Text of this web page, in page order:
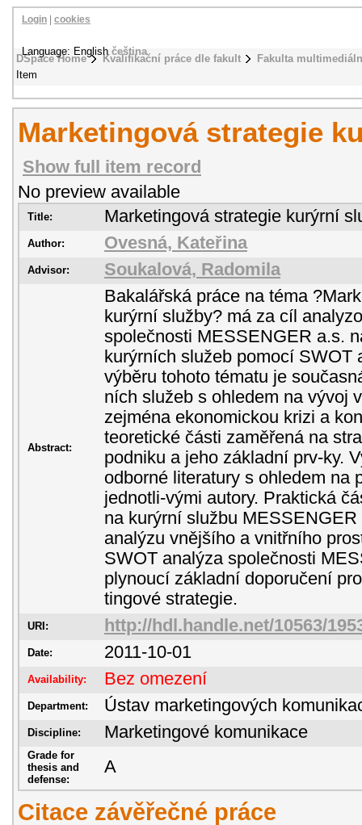
DSpace Home Kvalifikační práce dle fakult
Fakulta
Item
Login cookies
Language: Englishčeština
Marketingová strategie
Show full item record
No preview available
Title: Marketingová strategie kurýrní
Author: Ovesná, Kateřina
Advisor: Soukalová, Radomila
Abstract:
Bakalářská práce na téma
kurýrní služby? má za cíl
společnosti MESSENGER a.s.
kurýrních služeb pomocí SWOT
výběru tohoto tématu je
ních služeb s ohledem na vývoj
zejména ekonomickou krizi a
teoretické části zaměřená na
podniku a jeho základní prv-ky.
odborné literatury s ohledem na
jednotli-vými autory. Praktická
na kurýrní službu
analýzu vnějšího a vnitřního
SWOT analýza společnosti
plynoucí základní doporučení
tingové strategie.
URI: http://hdl.handle.net/10563/
Date: 2011-10-01
Availability: Bez omezení
Department: Ústav marketingových
Discipline: Marketingové komunikace
Grade for
thesis and
defense:
A
Citace závěřečné práce